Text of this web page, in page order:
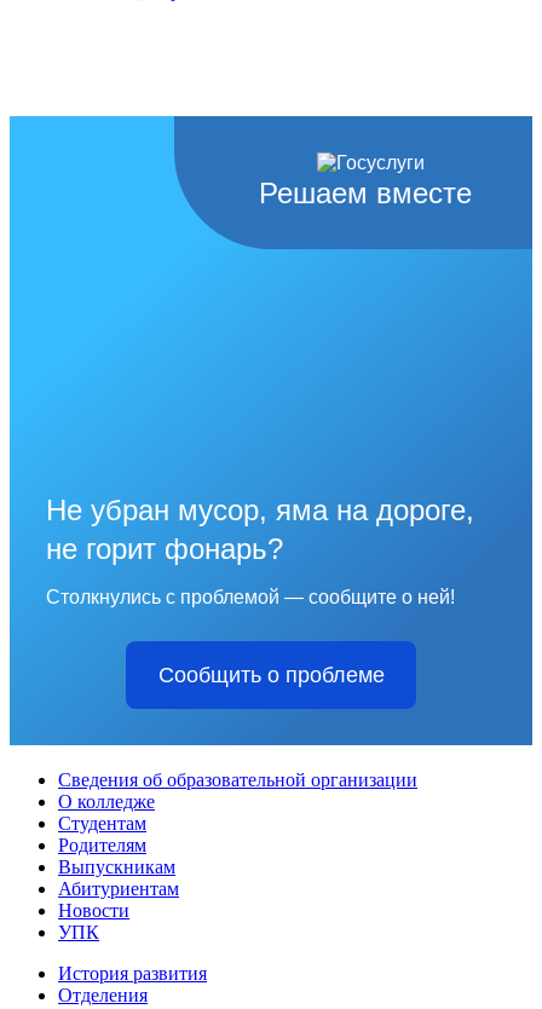
Решаем вместе
Не убран мусор, яма на дороге,
не горит фонарь?
Столкнулись с проблемой — сообщите о ней!
Сообщить о проблеме
Сведения об образовательной организации
О колледже
Студентам
Родителям
Выпускникам
Абитуриентам
Новости
УПК
История развития
Отделения